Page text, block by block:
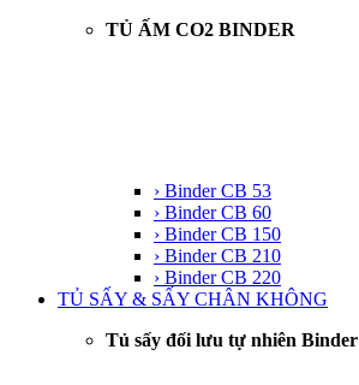
TỦ ẤM CO2 BINDER
› Binder CB 53
› Binder CB 60
› Binder CB 150
› Binder CB 210
› Binder CB 220
TỦ SẤY & SẤY CHÂN KHÔNG
Tủ sấy đối lưu tự nhiên Binder